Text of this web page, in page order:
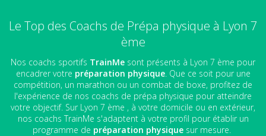
Le Top des Coachs de Prépa physique à Lyon 7
ème
Nos coachs sportifs TrainMe sont présents à Lyon 7 ème pour
encadrer votre préparation physique. Que ce soit pour une
compétition, un marathon ou un combat de boxe, profitez de
l'expérience de nos coachs de prépa physique pour atteindre
votre objectif. Sur Lyon 7 ème , à votre domicile ou en extérieur,
nos coachs TrainMe s'adaptent à votre profil pour établir un
programme de préparation physique sur mesure.